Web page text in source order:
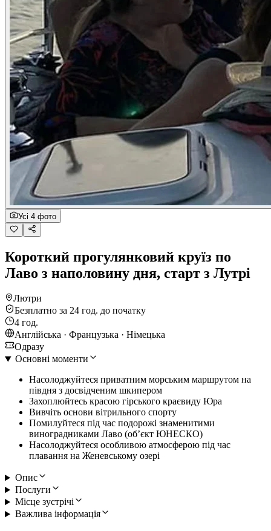
Усі 4 фото
Короткий прогулянковий круїз по
Лаво з наполовину дня, старт з Лутрі
Лютри
Безплатно за 24 год. до початку
4 год.
Англійська · Французька · Німецька
Одразу
Основні моменти
Насолоджуйтеся приватним морським маршрутом на
півдня з досвідченим шкипером
Захоплюйтесь красою гірського краєвиду Юра
Вивчіть основи вітрильного спорту
Помилуйтеся під час подорожі знаменитими
виноградниками Лаво (об’єкт ЮНЕСКО)
Насолоджуйтеся особливою атмосферою під час
плавання на Женевському озері
Опис
Послуги
Місце зустрічі
Важлива інформація